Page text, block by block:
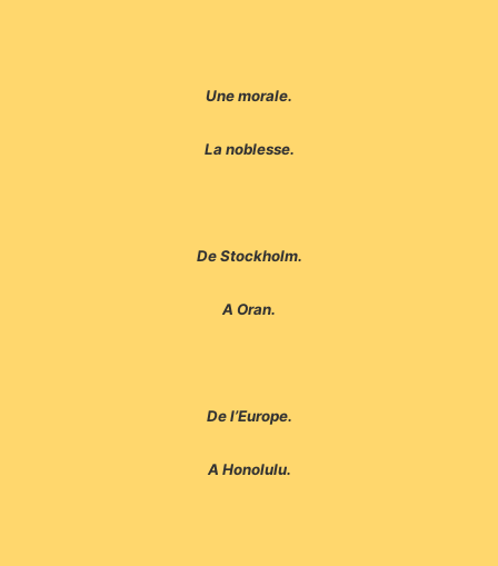
Une morale.
La noblesse.
De Stockholm.
A Oran.
De l’Europe.
A Honolulu.